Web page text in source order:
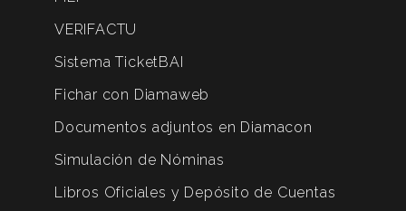
VERIFACTU
Sistema TicketBAI
Fichar con Diamaweb
Documentos adjuntos en Diamacon
Simulación de Nóminas
Libros Oficiales y Depósito de Cuentas